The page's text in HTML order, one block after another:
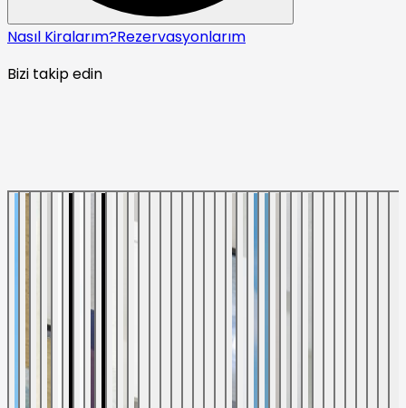
Nasıl Kiralarım?Rezervasyonlarım
Bizi takip edin